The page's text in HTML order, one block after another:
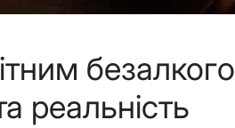
реальність